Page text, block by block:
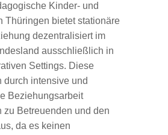
Kinder- und
Thüringen bietet stationäre
dezentralisiert im
ausschließlich in
Settings. Diese
durch intensive und
Beziehungsarbeit
zu Betreuenden und den
da es keinen